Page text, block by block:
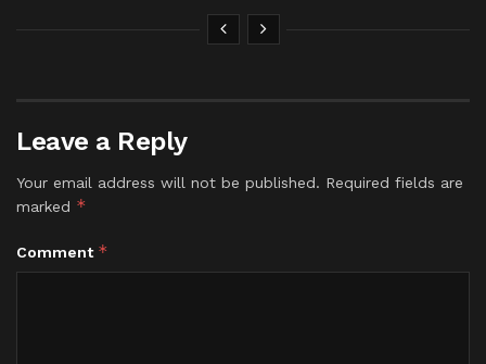
Leave a Reply
Your email address will not be published. Required fields are
marked *
Comment *